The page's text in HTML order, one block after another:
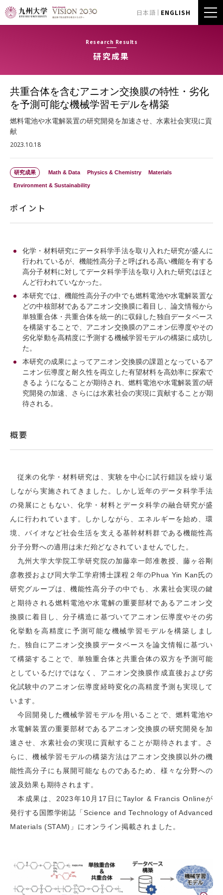
日本語 ENGLISH
Research Results
研究成果
共重合体を含むアニオン交換膜の特性・劣化
を予測可能な機械学習モデルを構築
燃料電池や水電解装置の研究開発を加速させ、水素社会実現に貢
献
2023.10.18
研究成果 Math & Data Physics & Chemistry Materials
Environment & Sustainability
ポイント
化学・材料研究にデータ科学手法を取り入れた研究が盛んに
行われているが、機能性高分子と呼ばれる高い機能を有する
高分子材料に対してデータ科学手法を取り入れた研究はほと
んど行われていなかった。
本研究では、機能性高分子の中でも燃料電池や水電解装置な
どの中核部材であるアニオン交換膜に着目し、論文情報から
単独重合体・共重合体を統一的に収録した独自データベース
を構築することで、アニオン交換膜のアニオン伝導度やその
劣化挙動を高精度に予測する機械学習モデルの構築に成功し
た。
本研究の成果によってアニオン交換膜の課題となっているア
ニオン伝導度と耐久性を両立した有望材料を高効率に探索で
きるようになることが期待され、燃料電池や水電解装置の研
究開発の加速、さらには水素社会の実現に貢献することが期
待される。
概要
従来の化学・材料研究は、実験を中心に試行錯誤を繰り返
しながら実施されてきました。しかし近年のデータ科学手法
の発展にともない、化学・材料とデータ科学の融合研究が盛
んに行われています。しかしながら、エネルギーを始め、環
境、バイオなど社会生活を支える基幹材料群である機能性高
分子分野への適用は未だ殆どなされていませんでした。
九州大学大学院工学研究院の加藤幸一郎准教授、藤ヶ谷剛
彦教授および同大学工学府博士課程２年のPhua Yin Kan氏の
研究グループは、機能性高分子の中でも、水素社会実現の鍵
と期待される燃料電池や水電解の重要部材であるアニオン交
換膜に着目し、分子構造に基づいてアニオン伝導度やその劣
化挙動を高精度に予測可能な機械学習モデルを構築しまし
た。独自にアニオン交換膜データベースを論文情報に基づい
て構築することで、単独重合体と共重合体の双方を予測可能
としているだけではなく、アニオン交換膜作成直後および劣
化試験中のアニオン伝導度経時変化の高精度予測も実現して
います。
今回開発した機械学習モデルを用いることで、燃料電池や
水電解装置の重要部材であるアニオン交換膜の研究開発を加
速させ、水素社会の実現に貢献することが期待されます。さ
らに、機械学習モデルの構築方法はアニオン交換膜以外の機
能性高分子にも展開可能なものであるため、様々な分野への
波及効果も期待されます。
本成果は、2023年10月17日にTaylor & Francis Onlineが
発行する国際学術誌「Science and Technology of Advanced
Materials (STAM)」にオンライン掲載されました。